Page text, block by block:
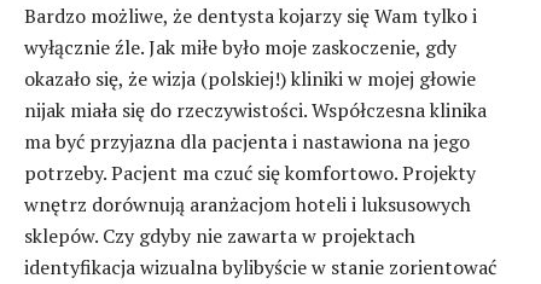
Bardzo możliwe, że dentysta kojarzy się Wam tylko i
wyłącznie źle. Jak miłe było moje zaskoczenie, gdy
okazało się, że wizja (polskiej!) kliniki w mojej głowie
nijak miała się do rzeczywistości. Współczesna klinika
ma być przyjazna dla pacjenta i nastawiona na jego
potrzeby. Pacjent ma czuć się komfortowo. Projekty
wnętrz dorównują aranżacjom hoteli i luksusowych
sklepów. Czy gdyby nie zawarta w projektach
identyfikacja wizualna bylibyście w stanie zorientować